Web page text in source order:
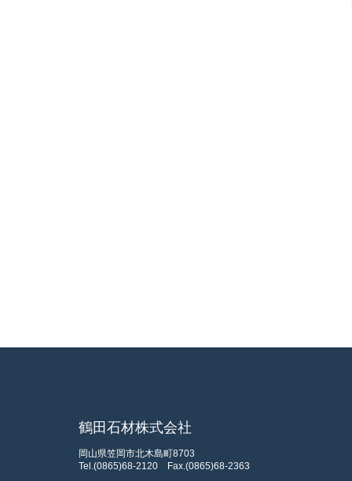
鶴田石材株式会社
岡山県笠岡市北木島町8703
Tel.(0865)68-2120
Fax.(0865)68-2363